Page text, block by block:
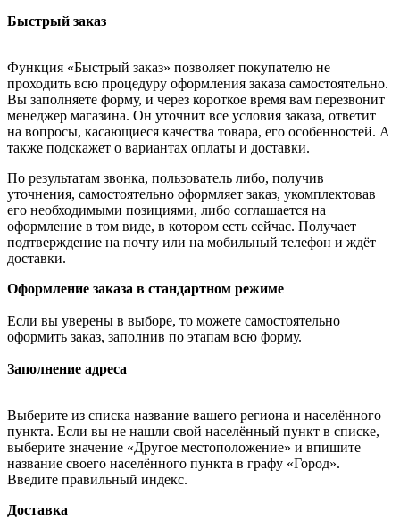
Быстрый заказ
Функция «Быстрый заказ» позволяет покупателю не
проходить всю процедуру оформления заказа самостоятельно.
Вы заполняете форму, и через короткое время вам перезвонит
менеджер магазина. Он уточнит все условия заказа, ответит
на вопросы, касающиеся качества товара, его особенностей. А
также подскажет о вариантах оплаты и доставки.
По результатам звонка, пользователь либо, получив
уточнения, самостоятельно оформляет заказ, укомплектовав
его необходимыми позициями, либо соглашается на
оформление в том виде, в котором есть сейчас. Получает
подтверждение на почту или на мобильный телефон и ждёт
доставки.
Оформление заказа в стандартном режиме
Если вы уверены в выборе, то можете самостоятельно
оформить заказ, заполнив по этапам всю форму.
Заполнение адреса
Выберите из списка название вашего региона и населённого
пункта. Если вы не нашли свой населённый пункт в списке,
выберите значение «Другое местоположение» и впишите
название своего населённого пункта в графу «Город».
Введите правильный индекс.
Доставка